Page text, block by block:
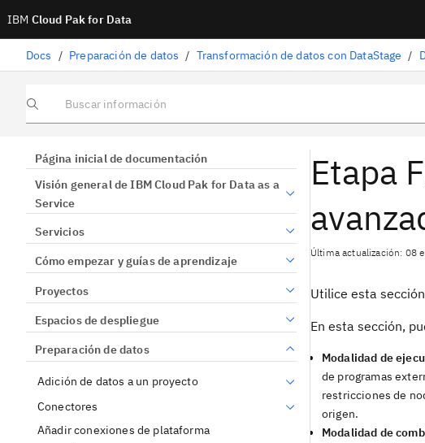
IBM Cloud Pak for Data
Docs / Preparación de datos / Transformación de datos con DataStage /
Buscar información
Página inicial de documentación
Visión general de IBM Cloud Pak for Data as a
Service
Servicios
Cómo empezar y guías de aprendizaje
Proyectos
Espacios de despliegue
Preparación de datos
Adición de datos a un proyecto
Conectores
Añadir conexiones de plataforma
Etapa
Última actualización: 08
Utilice esta
En esta sección,
Modalidad de
de programas
restricciones de
origen.
Modalidad de